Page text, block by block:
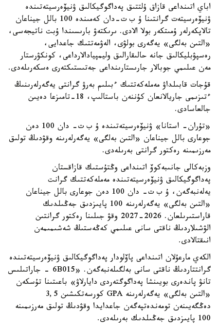
اباي اتىنداعى قازاق ۇلتتىق پەداگوگيكالىق ۋنيۆەرسيتەتىندە
ۋنيۆەرسيتەت گرانتىنا ۇ ب ت-دان كەمىندە 100 بالل جيناعان
تالاپكەرلەر ۇمىتكەر بولا الادى. ىرىكتەۋ بارىسىندا ۇبت ناتيجەسى،
«التىن بەلگى» يەگەرى بولۋى، الەۋمەتتىك جاعدايى،
رەسپۋبليكالىق جانە حالىقارالىق وليمپيادالارداعى، كونكۋرستار
مەن عىلىمي جوبالار جارىستارىنداعى جەتىستىكتەرى ەسكەرىلەدى.
قۇجات قابىلداۋ مەملەكەتتىك ءبىلىم بەرۋ گرانتى يەگەرلەرىنىڭ
ءتىزىمى جاريالانعان كۇننەن باستالىپ، 18-تامىزعا دەيىن
جالعاسادى.
«تۇران- استانا» ۋنيۆەرسيتەتىندە ۇ ب ت- دان 100 دەن
جوعارى بالل جيناعان «التىن بەلگى» يەگەرلەرىنە وقۋدىڭ تولىق
مەرزىمىنە رەكتور گرانتى بەرىلەدى.
وزبەكالى جانىبەكوۆ اتىنداعى وڭتۇستىك قازاقستان
پەداگوگيكالىق ۋنيۆەرسيتەتىندە مەملەكەتتىك گرانت
يەلەنبەگەن، ۇ ب ت- دان 100 دەن جوعارى بالل جيناعان
«التىن بەلگى» يەگەرلەرىنە 100 پايىزدىق جەڭىلدىك
قاراستىرىلعان. 2026-2027 وقۋ جىلىنا رەكتور گرانتىن
الۋشىلاردىڭ ناقتى سانى عىلىمي كەڭەستىڭ شەشىمىمەن
انىقتالادى.
الكەي مارعۇلان اتىنداعى پاۆلودار پەداگوگيكالىق ۋنيۆەرسيتەتىندە
گرانتتاردىڭ ناقتى سانى بەلگىلەنبەگەن. «6B015 - جاراتىلىس
تانۋ پاندەرى بويىنشا پەداگوگتەردى دايارلاۋ» باعىتىنا تۇسكەن
«التىن بەلگى» يەگەرلەرىنە GPA كورسەتكىشىن 3,5
دەڭگەيىنەن تومەندەتپەگەن جاعدايدا وقۋدىڭ تولىق مەرزىمىنە
100 پايىزدىق جەڭىلدىك بەرىلەدى.